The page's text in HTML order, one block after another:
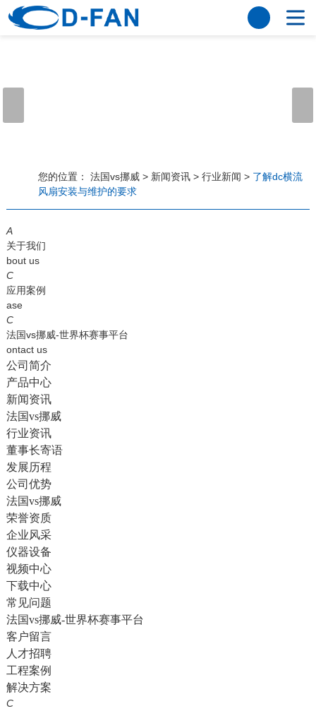
法国vs挪威
应用案例
工程案例
解决方案
新闻资讯
法国vs挪威
行业资讯
常见问题
法国vs挪威-世界杯赛事平台
您的位置： 法国vs挪威> 新闻资讯> 行业新闻 > 了解dc横流
风扇安装与维护的要求
A
关于我们
bout us
C
应用案例
ase
C
法国vs挪威-世界杯赛事平台
ontact us
公司简介
产品中心
新闻资讯
法国vs挪威
行业资讯
董事长寄语
发展历程
公司优势
法国vs挪威
荣誉资质
企业风采
仪器设备
视频中心
下载中心
常见问题
法国vs挪威-世界杯赛事平台
客户留言
人才招聘
工程案例
解决方案
C